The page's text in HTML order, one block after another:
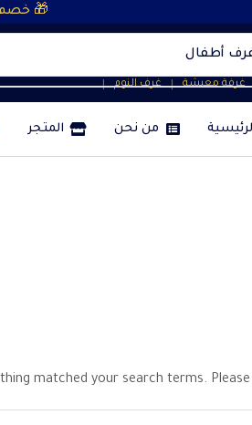
🎁 خصم 10% ..
أطفال
غرفة معيشة ❘ غرف النوم ❘
من نحن المتجر
matched your search terms.